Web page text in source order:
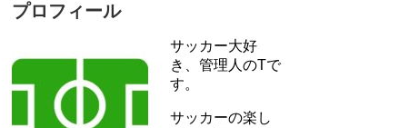
プロフィール
サッカー大好
き、管理人のTで
す。
サッカーの楽し